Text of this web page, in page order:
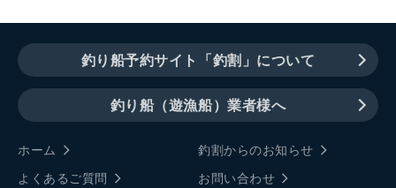
釣り船予約サイト「釣割」について
釣り船（遊漁船）業者様へ
ホーム
釣割からのお知らせ
よくあるご質問
お問い合わせ